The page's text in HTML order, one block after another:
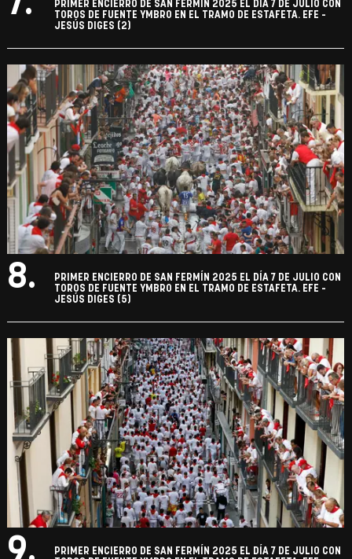
PRIMER ENCIERRO DE SAN FERMÍN 2025 EL DÍA 7 DE JULIO CON
TOROS DE FUENTE YMBRO EN EL TRAMO DE ESTAFETA. EFE -
JESÚS DIGES (2)
8.
PRIMER ENCIERRO DE SAN FERMÍN 2025 EL DÍA 7 DE JULIO CON
TOROS DE FUENTE YMBRO EN EL TRAMO DE ESTAFETA. EFE -
JESÚS DIGES (5)
9.
PRIMER ENCIERRO DE SAN FERMÍN 2025 EL DÍA 7 DE JULIO CON